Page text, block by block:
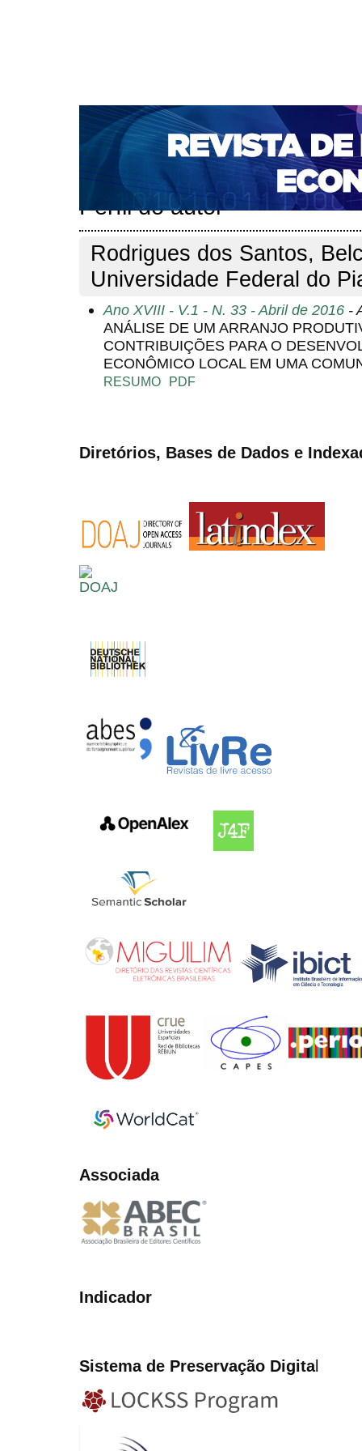
CAPA SOBRE ACESSO CADASTRO
NOTÍCIAS
PORTAL DE REVISTAS DA UNIFACS
BASES DE DADOS E INDEXADORES
Capa Pesquisa >Perfil do autor
Perfil do autor
Rodrigues dos Santos,
Universidade Federal do
Ano XVIII - V.1 - N. 33 - Abril de 2016 -
ANÁLISE DE UM ARRANJO
CONTRIBUIÇÕES PARA O
ECONÔMICO LOCAL EM UMA
RESUMO PDF
Diretórios, Bases de Dados e
Associada
Indicador
Sistema de Preservação Digital